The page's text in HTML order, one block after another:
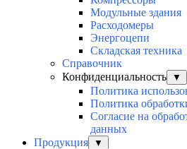
Модульные здания
Расходомеры
Энергоцепи
Складская техника
Справочник
Конфиденциальность
▼
Политика
Политика
Согласие на
данных
Продукция
▼